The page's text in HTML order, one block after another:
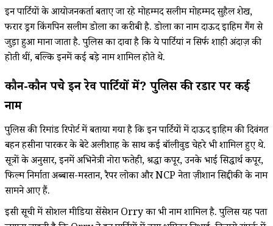
इन पार्टियों के आयोजनकर्ता बताए जा रहे मोहम्मद सलीम मोहम्मद सुहैल शेख,
फरार ड्रग किंगपिन सलीम डोला का करीबी है. डोला का नाम दाऊद इब्राहिम गैंग से
जुड़ा हुआ माना जाता है. पुलिस का दावा है कि ये पार्टियां न सिर्फ शाही अंदाज़ की
होती थीं, बल्कि इनमें कई बड़े नाम शामिल होते थे.
कौन-कौन पहुंचे इन रेव पार्टियों में? पुलिस की रडार पर कई
नाम
पुलिस की रिमांड रिपोर्ट में बताया गया है कि इन पार्टियों में दाऊद इब्राहिम की दिवंगत
बहन हसीना पारकर के बेटे अलीशाह के साथ कई बॉलीवुड चेहरे भी शामिल हुए थे.
सूत्रों के अनुसार, इनमें अभिनेत्री नोरा फतेही, श्रद्धा कपूर, उनके भाई सिद्धार्थ कपूर,
फिल्म निर्माता अब्बास-मस्तान, रैपर लोका और NCP नेता ज़ीशान सिद्दीकी के नाम
सामने आए हैं.
इसी सूची में सोशल मीडिया सेंसेशन Orry का भी नाम शामिल है. पुलिस यह पता